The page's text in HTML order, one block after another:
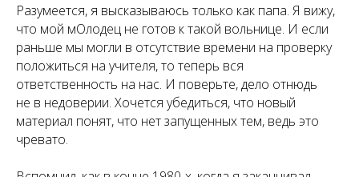
Разумеется, я высказываюсь только как папа. Я вижу,
что мой мОлодец не готов к такой вольнице. И если
раньше мы могли в отсутствие времени на проверку
положиться на учителя, то теперь вся
ответственность на нас. И поверьте, дело отнюдь
не в недоверии. Хочется убедиться, что новый
материал понят, что нет запущенных тем, ведь это
чревато.